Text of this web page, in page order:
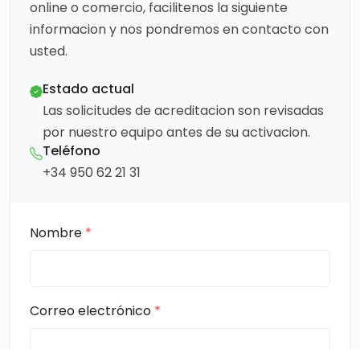
online o comercio, facilitenos la siguiente
informacion y nos pondremos en contacto con
usted.
Estado actual
Las solicitudes de acreditacion son revisadas
por nuestro equipo antes de su activacion.
Teléfono
+34 950 62 21 31
Nombre *
Correo electrónico *